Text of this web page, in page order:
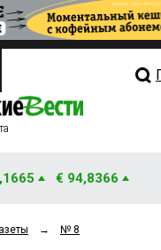
Свежий
€ 94,8366
→ № 8